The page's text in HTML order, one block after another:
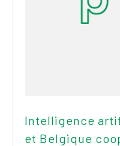
Intelligence
et Belgique